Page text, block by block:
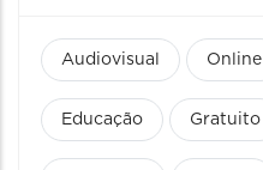
Audiovisual Online
Educação Gratuito